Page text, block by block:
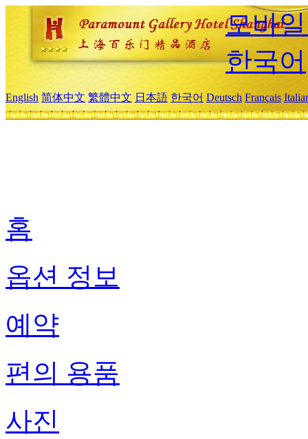
모바
한국어
English 简体中文 繁體中文 日本語 한국어 Deutsch Français
홈
옵션 정보
예약
편의 용품
사진